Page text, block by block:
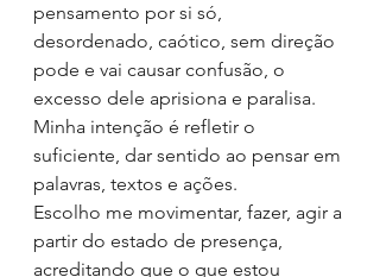
pensamento por si só,
desordenado, caótico, sem direção
pode e vai causar confusão, o
excesso dele aprisiona e paralisa.
Minha intenção é refletir o
suficiente, dar sentido ao pensar em
palavras, textos e ações.
Escolho me movimentar, fazer, agir a
partir do estado de presença,
acreditando que o que estou